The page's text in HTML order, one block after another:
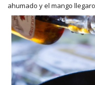
ahumado y el mango